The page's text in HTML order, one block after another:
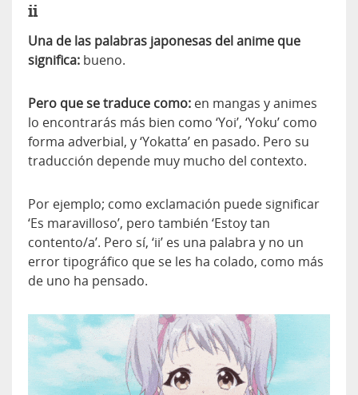
ii
Una de las palabras japonesas del anime que
significa: bueno.
Pero que se traduce como: en mangas y animes
lo encontrarás más bien como ‘Yoi’, ‘Yoku’ como
forma adverbial, y ‘Yokatta’ en pasado. Pero su
traducción depende muy mucho del contexto.
Por ejemplo; como exclamación puede significar
‘Es maravilloso’, pero también ‘Estoy tan
contento/a’. Pero sí, ‘ii’ es una palabra y no un
error tipográfico que se les ha colado, como más
de uno ha pensado.